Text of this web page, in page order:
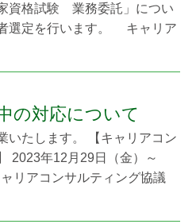
資格試験 業務委託」につい
選定を行います。 キャリア
験 業務委託 企画提案募集
応募資格及び要件について簡
適合すると認めた場合、仕様
の対応について
いたします。 【キャリアコン
2023年12月29日（金）～
リアコンサルティング協議
）～ 2024年1月3日（水）